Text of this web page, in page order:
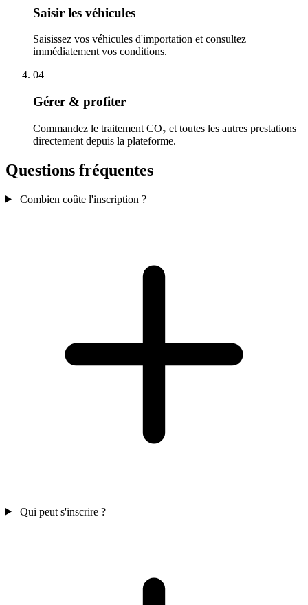
Saisir les véhicules
Saisissez vos véhicules d'importation et consultez
immédiatement vos conditions.
04
Gérer & profiter
Commandez le traitement CO₂ et toutes les autres prestations
directement depuis la plateforme.
Questions fréquentes
Combien coûte l'inscription ?
Qui peut s'inscrire ?